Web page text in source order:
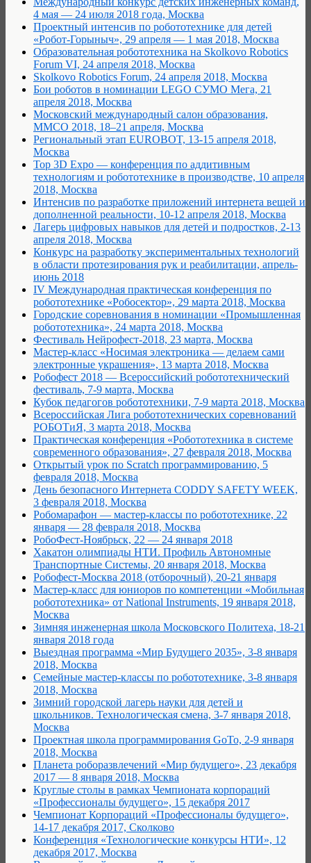
4 мая — 24 июля 2018 года, Москва
Проектный интенсив по робототехнике для детей
«Робот-Горыныч», 29 апреля — 1 мая 2018, Москва
Образовательная робототехника на Skolkovo Robotics
Forum VI, 24 апреля 2018, Москва
Skolkovo Robotics Forum, 24 апреля 2018, Москва
Бои роботов в номинации LEGO СУМО Мега, 21
апреля 2018, Москва
Московский международный салон образования,
ММСО 2018, 18–21 апреля, Москва
Региональный этап EUROBOT, 13-15 апреля 2018,
Москва
Top 3D Expo — конференция по аддитивным
технологиям и робототехнике в производстве, 10 апреля
2018, Москва
Интенсив по разработке приложений интернета вещей и
дополненной реальности, 10-12 апреля 2018, Москва
Лагерь цифровых навыков для детей и подростков, 2-13
апреля 2018, Москва
Конкурс на разработку экспериментальных технологий
в области протезирования рук и реабилитации, апрель-
июнь 2018
IV Международная практическая конференция по
робототехнике «Робосектор», 29 марта 2018, Москва
Городские соревнования в номинации «Промышленная
робототехника», 24 марта 2018, Москва
Фестиваль Нейрофест-2018, 23 марта, Москва
Мастер-класс «Носимая электроника — делаем сами
электронные украшения», 13 марта 2018, Москва
Робофест 2018 — Всероссийский робототехнический
фестиваль, 7-9 марта, Москва
Кубок педагогов робототехники, 7-9 марта 2018, Москва
Всероссийская Лига робототехнических соревнований
РОБОТиЯ, 3 марта 2018, Москва
Практическая конференция «Робототехника в системе
современного образования», 27 февраля 2018, Москва
Открытый урок по Scratch программированию, 5
февраля 2018, Москва
День безопасного Интернета CODDY SAFETY WEEK,
3 февраля 2018, Москва
Робомарафон — мастер-классы по робототехнике, 22
января — 28 февраля 2018, Москва
РобоФест-Ноябрьск, 22 — 24 января 2018
Хакатон олимпиады НТИ. Профиль Автономные
Транспортные Системы, 20 января 2018, Москва
Робофест-Москва 2018 (отборочный), 20-21 января
Мастер-класс для юниоров по компетенции «Мобильная
робототехника» от National Instruments, 19 января 2018,
Москва
Зимняя инженерная школа Московского Политеха, 18-21
января 2018 года
Выездная программа «Мир Будущего 2035», 3-8 января
2018, Москва
Семейные мастер-классы по робототехнике, 3-8 января
2018, Москва
Зимний городской лагерь науки для детей и
школьников. Технологическая смена, 3-7 января 2018,
Москва
Проектная школа программирования GoTo, 2-9 января
2018, Москва
Планета роборазвлечений «Мир будущего», 23 декабря
2017 — 8 января 2018, Москва
Круглые столы в рамках Чемпионата корпораций
«Профессионалы будущего», 15 декабря 2017
Чемпионат Корпораций «Профессионалы будущего»,
14-17 декабря 2017, Сколково
Конференция «Технологические конкурсы НТИ», 12
декабря 2017, Москва